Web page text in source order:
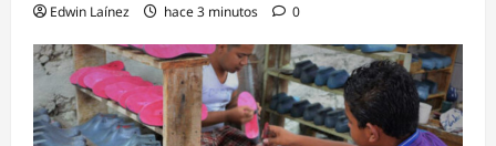
Edwin Laínez hace 3 minutos 0